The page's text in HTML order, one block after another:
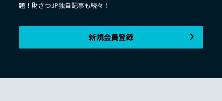
題！財さつJP独自記事も続々！
新規会員登録